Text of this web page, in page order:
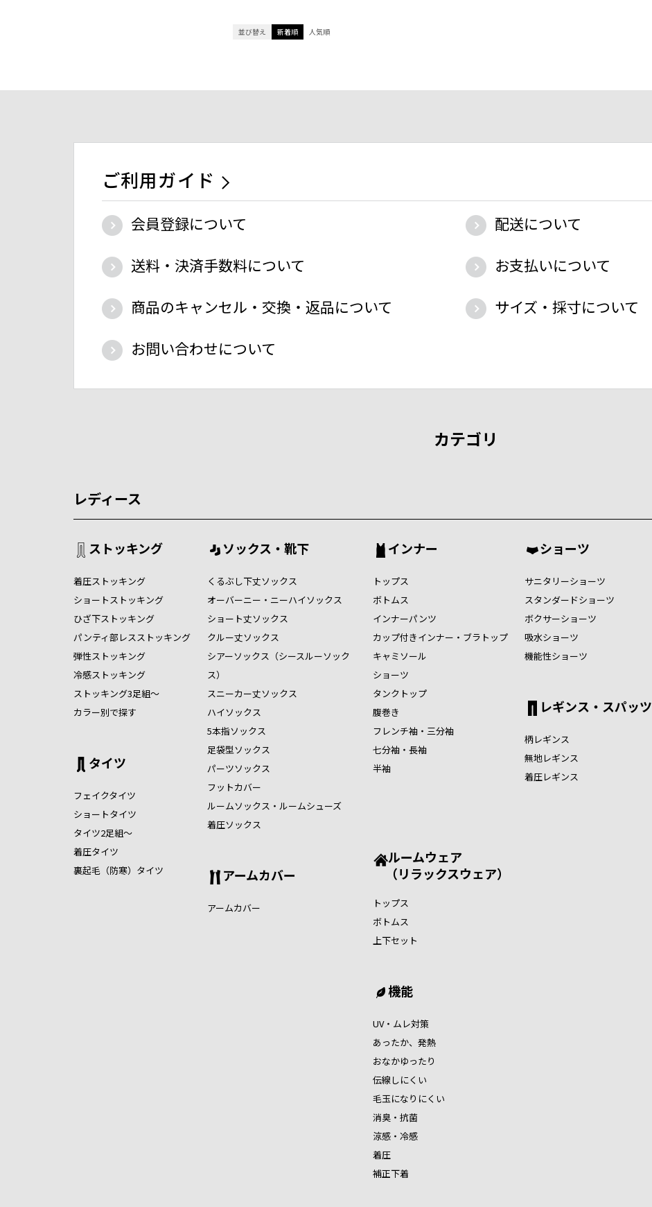
並び替え 新着順 人気順
ご利用ガイド
会員登録について
配送について
送料・決済手数料について
お支払いについて
商品のキャンセル・交換・返品について
サイズ・採寸について
お問い合わせについて
カテゴリ
レディース
ストッキング
着圧ストッキング
ショートストッキング
ひざ下ストッキング
パンティ部レスストッキング
弾性ストッキング
冷感ストッキング
ストッキング3足組～
カラー別で探す
タイツ
フェイクタイツ
ショートタイツ
タイツ2足組～
着圧タイツ
裏起毛（防寒）タイツ
ソックス・靴下
くるぶし下丈ソックス
オーバーニー・ニーハイソックス
ショート丈ソックス
クルー丈ソックス
シアーソックス（シースルーソック
ス）
スニーカー丈ソックス
ハイソックス
5本指ソックス
足袋型ソックス
パーツソックス
フットカバー
ルームソックス・ルームシューズ
着圧ソックス
アームカバー
アームカバー
インナー
トップス
ボトムス
インナーパンツ
カップ付きインナー・ブラトップ
キャミソール
ショーツ
タンクトップ
腹巻き
フレンチ袖・三分袖
七分袖・長袖
半袖
ショーツ
サニタリーショーツ
スタンダードショーツ
ボクサーショーツ
吸水ショーツ
機能性ショーツ
レギンス・スパッツ
柄レギンス
無地レギンス
着圧レギンス
ルームウェア
（リラックスウェア）
トップス
ボトムス
上下セット
機能
UV・ムレ対策
あったか、発熱
おなかゆったり
伝線しにくい
毛玉になりにくい
消臭・抗菌
涼感・冷感
着圧
補正下着